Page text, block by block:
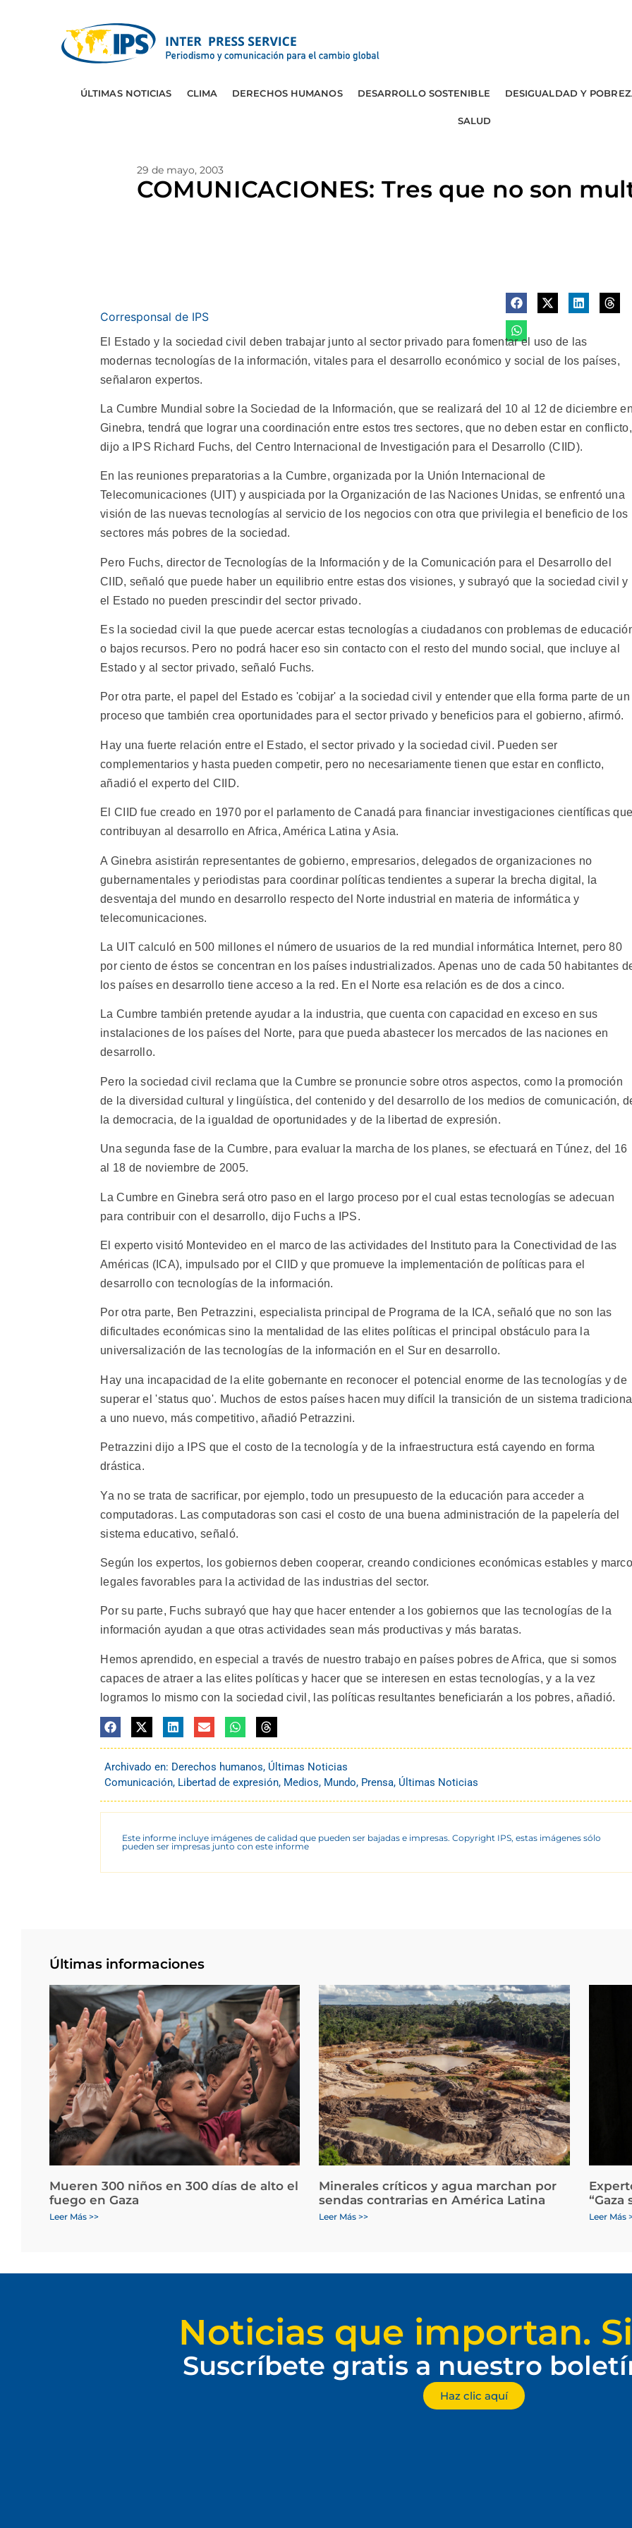
ÚLTIMAS NOTICIAS CLIMA DERECHOS HUMANOS DESARROLLO SOSTENIBLE DESIGUALDAD Y
SALUD
29 de mayo, 2003
COMUNICACIONES: Tres que no son
Corresponsal de IPS
El Estado y la sociedad civil deben trabajar junto al sector privado para fomentar el uso de las
modernas tecnologías de la información, vitales para el desarrollo económico y social de los países,
señalaron expertos.
La Cumbre Mundial sobre la Sociedad de la Información, que se realizará del 10 al 12 de diciembre
Ginebra, tendrá que lograr una coordinación entre estos tres sectores, que no deben estar en conflicto,
dijo a IPS Richard Fuchs, del Centro Internacional de Investigación para el Desarrollo (CIID).
En las reuniones preparatorias a la Cumbre, organizada por la Unión Internacional de
Telecomunicaciones (UIT) y auspiciada por la Organización de las Naciones Unidas, se enfrentó una
visión de las nuevas tecnologías al servicio de los negocios con otra que privilegia el beneficio de los
sectores más pobres de la sociedad.
Pero Fuchs, director de Tecnologías de la Información y de la Comunicación para el Desarrollo del
CIID, señaló que puede haber un equilibrio entre estas dos visiones, y subrayó que la sociedad civil y
el Estado no pueden prescindir del sector privado.
Es la sociedad civil la que puede acercar estas tecnologías a ciudadanos con problemas de
o bajos recursos. Pero no podrá hacer eso sin contacto con el resto del mundo social, que incluye al
Estado y al sector privado, señaló Fuchs.
Por otra parte, el papel del Estado es 'cobijar' a la sociedad civil y entender que ella forma parte de un
proceso que también crea oportunidades para el sector privado y beneficios para el gobierno, afirmó.
Hay una fuerte relación entre el Estado, el sector privado y la sociedad civil. Pueden ser
complementarios y hasta pueden competir, pero no necesariamente tienen que estar en conflicto,
añadió el experto del CIID.
El CIID fue creado en 1970 por el parlamento de Canadá para financiar investigaciones científicas
contribuyan al desarrollo en Africa, América Latina y Asia.
A Ginebra asistirán representantes de gobierno, empresarios, delegados de organizaciones no
gubernamentales y periodistas para coordinar políticas tendientes a superar la brecha digital, la
desventaja del mundo en desarrollo respecto del Norte industrial en materia de informática y
telecomunicaciones.
La UIT calculó en 500 millones el número de usuarios de la red mundial informática Internet, pero 80
por ciento de éstos se concentran en los países industrializados. Apenas uno de cada 50 habitantes
los países en desarrollo tiene acceso a la red. En el Norte esa relación es de dos a cinco.
La Cumbre también pretende ayudar a la industria, que cuenta con capacidad en exceso en sus
instalaciones de los países del Norte, para que pueda abastecer los mercados de las naciones en
desarrollo.
Pero la sociedad civil reclama que la Cumbre se pronuncie sobre otros aspectos, como la promoción
de la diversidad cultural y lingüística, del contenido y del desarrollo de los medios de comunicación,
la democracia, de la igualdad de oportunidades y de la libertad de expresión.
Una segunda fase de la Cumbre, para evaluar la marcha de los planes, se efectuará en Túnez, del 16
al 18 de noviembre de 2005.
La Cumbre en Ginebra será otro paso en el largo proceso por el cual estas tecnologías se adecuan
para contribuir con el desarrollo, dijo Fuchs a IPS.
El experto visitó Montevideo en el marco de las actividades del Instituto para la Conectividad de las
Américas (ICA), impulsado por el CIID y que promueve la implementación de políticas para el
desarrollo con tecnologías de la información.
Por otra parte, Ben Petrazzini, especialista principal de Programa de la ICA, señaló que no son las
dificultades económicas sino la mentalidad de las elites políticas el principal obstáculo para la
universalización de las tecnologías de la información en el Sur en desarrollo.
Hay una incapacidad de la elite gobernante en reconocer el potencial enorme de las tecnologías y de
superar el 'status quo'. Muchos de estos países hacen muy difícil la transición de un sistema
a uno nuevo, más competitivo, añadió Petrazzini.
Petrazzini dijo a IPS que el costo de la tecnología y de la infraestructura está cayendo en forma
drástica.
Ya no se trata de sacrificar, por ejemplo, todo un presupuesto de la educación para acceder a
computadoras. Las computadoras son casi el costo de una buena administración de la papelería del
sistema educativo, señaló.
Según los expertos, los gobiernos deben cooperar, creando condiciones económicas estables y
legales favorables para la actividad de las industrias del sector.
Por su parte, Fuchs subrayó que hay que hacer entender a los gobiernos que las tecnologías de la
información ayudan a que otras actividades sean más productivas y más baratas.
Hemos aprendido, en especial a través de nuestro trabajo en países pobres de Africa, que si somos
capaces de atraer a las elites políticas y hacer que se interesen en estas tecnologías, y a la vez
logramos lo mismo con la sociedad civil, las políticas resultantes beneficiarán a los pobres, añadió.
Archivado en: Derechos humanos, Últimas Noticias
Comunicación, Libertad de expresión, Medios, Mundo, Prensa, Últimas Noticias
Este informe incluye imágenes de calidad que pueden ser bajadas e impresas. Copyright IPS, estas imágenes sólo
pueden ser impresas junto con este informe
Últimas informaciones
Mueren 300 niños en 300 días de alto el
fuego en Gaza
Leer Más >>
Minerales críticos y agua marchan por
sendas contrarias en América Latina
Leer Más >>
“Gaza
Leer Más
Noticias que importan.
Suscríbete gratis a nuestro
Haz clic aquí